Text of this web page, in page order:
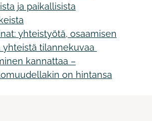
ja paikallisista
yhteistyötä, osaamisen
yhteistä tilannekuvaa
kannattaa –
on hintansa